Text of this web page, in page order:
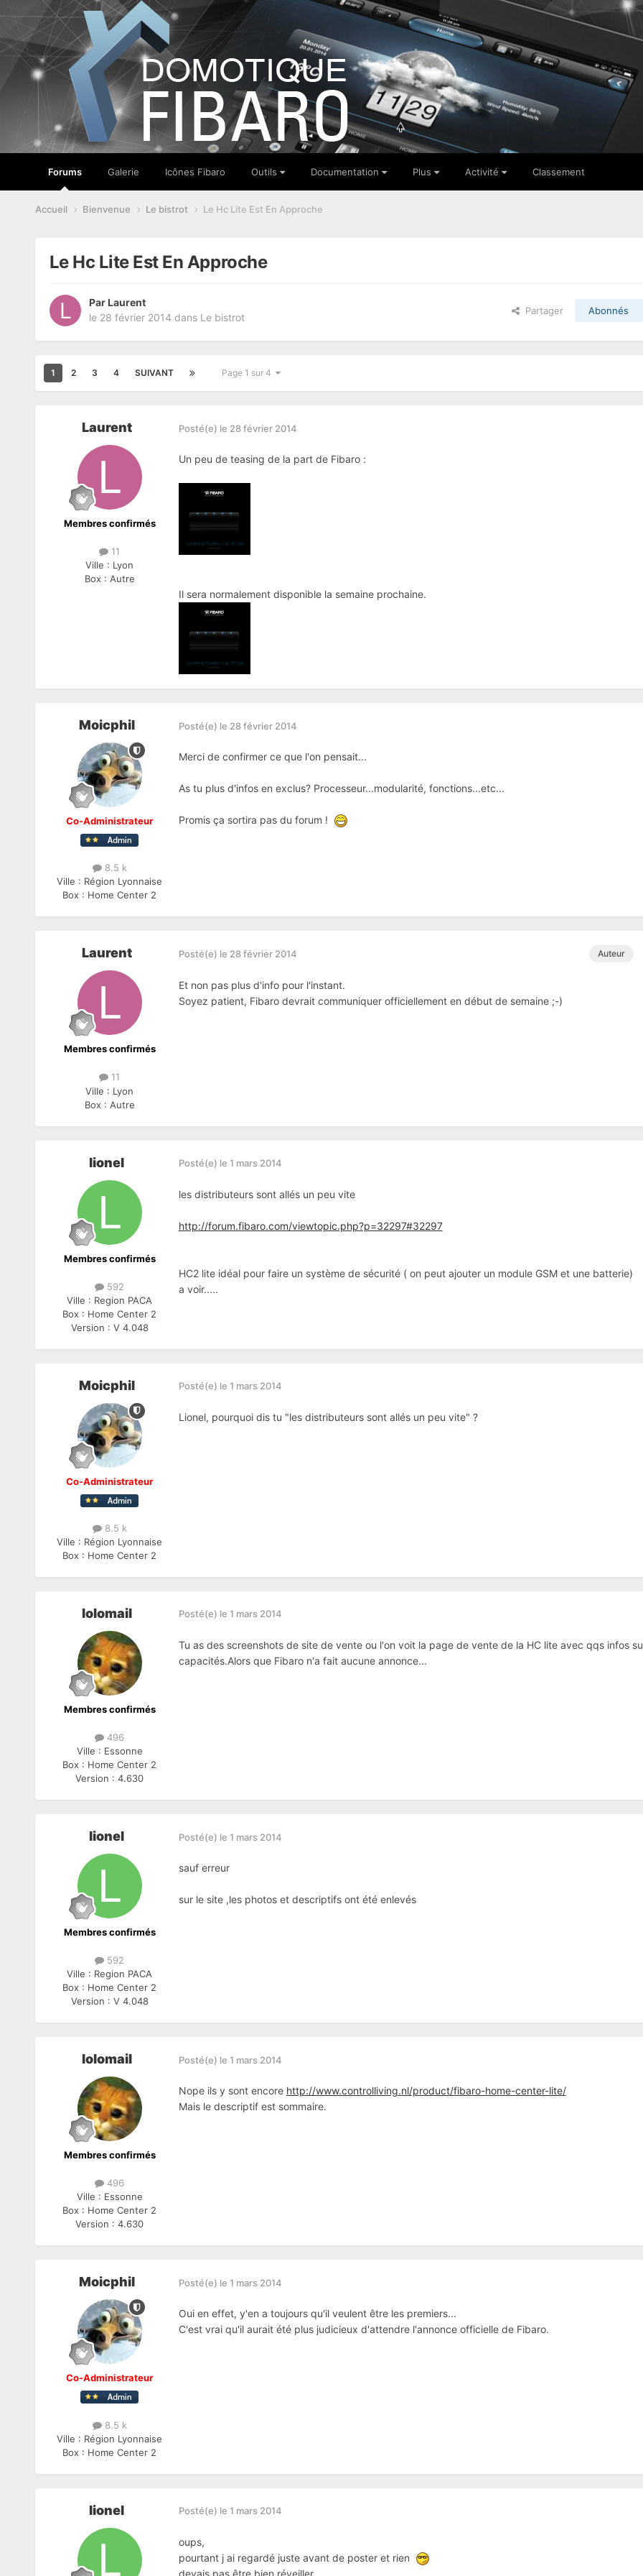
Forums Galerie Icônes Fibaro Outils Documentation Plus Activité Classement
Accueil Bienvenue Le bistrot Le Hc Lite Est En Approche
Le Hc Lite Est En Approche
Par Laurent
le 28 février 2014 dans Le bistrot
Partager Abonnés
1 2 3 4 SUIVANT Page 1 sur 4
Laurent
Membres confirmés
11
Ville : Lyon
Box : Autre
Posté(e) le 28 février 2014
Un peu de teasing de la part de Fibaro :
Il sera normalement disponible la semaine prochaine.
Moicphil
Co-Administrateur
8.5 k
Ville : Région Lyonnaise
Box : Home Center 2
Posté(e) le 28 février 2014
Merci de confirmer ce que l'on pensait...
As tu plus d'infos en exclus? Processeur...modularité, fonctions...etc...
Promis ça sortira pas du forum !
Laurent
Membres confirmés
11
Ville : Lyon
Box : Autre
Auteur
Posté(e) le 28 février 2014
Et non pas plus d'info pour l'instant.
Soyez patient, Fibaro devrait communiquer officiellement en début de semaine ;-)
lionel
Membres confirmés
592
Ville : Region PACA
Box : Home Center 2
Version : V 4.048
Posté(e) le 1 mars 2014
les distributeurs sont allés un peu vite
http://forum.fibaro.com/viewtopic.php?p=32297#32297
HC2 lite idéal pour faire un système de sécurité ( on peut ajouter un module GSM et une batterie)
a voir.....
Moicphil
Co-Administrateur
8.5 k
Ville : Région Lyonnaise
Box : Home Center 2
Posté(e) le 1 mars 2014
Lionel, pourquoi dis tu "les distributeurs sont allés un peu vite" ?
lolomail
Membres confirmés
496
Ville : Essonne
Box : Home Center 2
Version :4.630
Posté(e) le 1 mars 2014
Tu as des screenshots de site de vente ou l'on voit la page de vente de la HC lite avec qqs infos
capacités.Alors que Fibaro n'a fait aucune annonce...
lionel
Membres confirmés
592
Ville : Region PACA
Box : Home Center 2
Version : V 4.048
Posté(e) le 1 mars 2014
sauf erreur
sur le site ,les photos et descriptifs ont été enlevés
lolomail
Membres confirmés
496
Ville : Essonne
Box : Home Center 2
Version :4.630
Posté(e) le 1 mars 2014
Nope ils y sont encore http://www.controlliving.nl/product/fibaro-home-center-lite/
Mais le descriptif est sommaire.
Moicphil
Co-Administrateur
8.5 k
Ville : Région Lyonnaise
Box : Home Center 2
Posté(e) le 1 mars 2014
Oui en effet, y'en a toujours qu'il veulent être les premiers...
C'est vrai qu'il aurait été plus judicieux d'attendre l'annonce officielle de Fibaro.
lionel Posté(e) le 1 mars 2014
oups,
pourtant j ai regardé juste avant de poster et rien
devais pas être bien réveiller